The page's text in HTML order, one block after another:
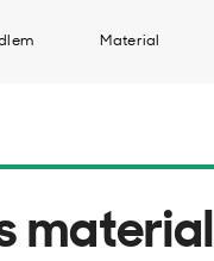
Material
material